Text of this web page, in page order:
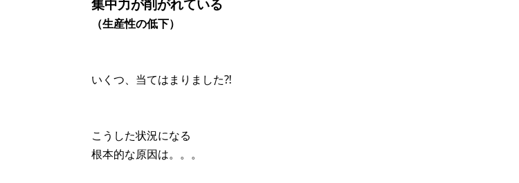
（生産性の低下）
いくつ、当てはまりました⁈
こうした状況になる
根本的な原因は。。。